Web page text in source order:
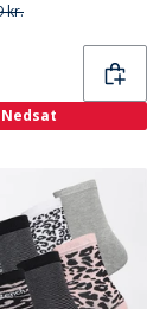
kr.
Nedsat